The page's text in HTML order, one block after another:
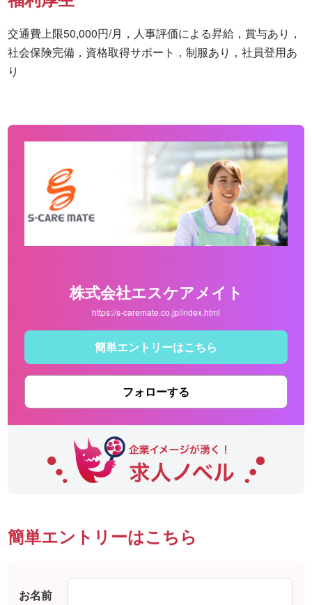
交通費上限50,000円/月，人事評価による昇給，賞与あり，
社会保険完備，資格取得サポート，制服あり，社員登用あ
り
株式会社エスケアメイト
https://s-caremate.co.jp/index.html
簡単エントリーはこちら
フォローする
簡単エントリーはこちら
お名前